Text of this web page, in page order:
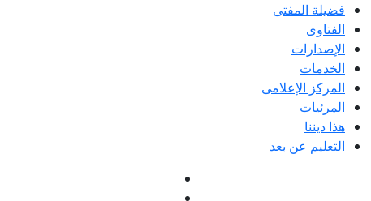
فضيلة المفتى
الفتاوى
الإصدارات
الخدمات
المركز الإعلامى
المرئيات
هذا ديننا
التعليم عن بعد